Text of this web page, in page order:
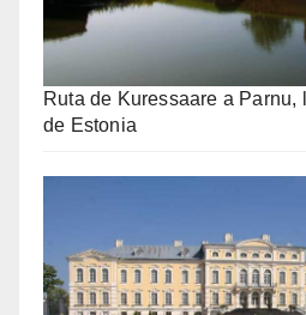
Ruta de Kuressaare a Parnu,
de Estonia